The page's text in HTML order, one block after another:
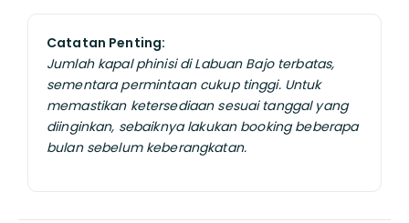
Catatan Penting:
Jumlah kapal phinisi di Labuan Bajo terbatas,
sementara permintaan cukup tinggi. Untuk
memastikan ketersediaan sesuai tanggal yang
diinginkan, sebaiknya lakukan booking beberapa
bulan sebelum keberangkatan.